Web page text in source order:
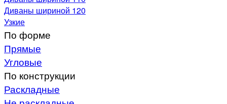
Диваны шириной 120
Узкие
По форме
Прямые
Угловые
По конструкции
Раскладные